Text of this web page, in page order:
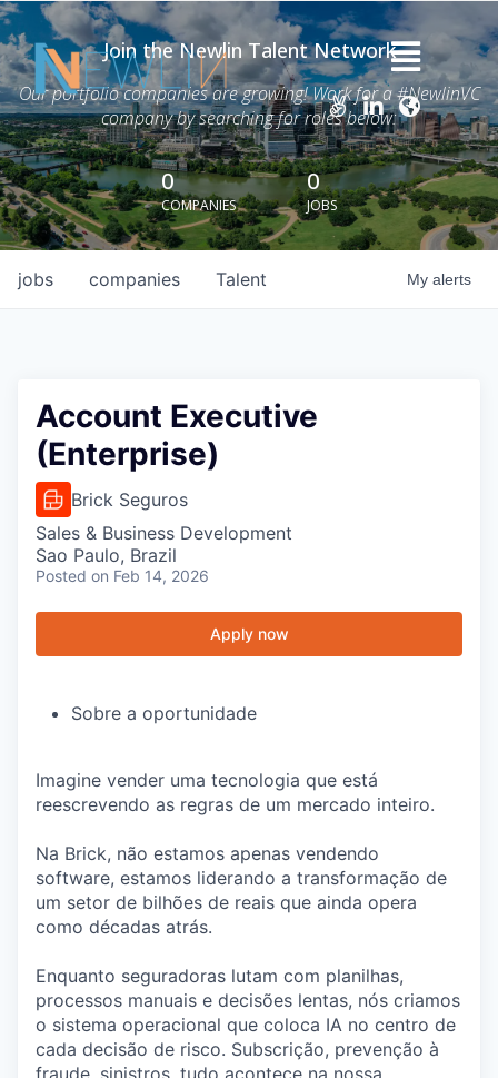
Home
Thesis
Careers
News
Join the Newlin Talent Network
Our portfolio companies are growing! Work for a #NewlinVC
company by searching for roles below:
0
COMPANIES
0
JOBS
jobs companies Talent My alerts
Account Executive
(Enterprise)
Brick Seguros
Sales & Business Development
Sao Paulo, Brazil
Posted on Feb 14, 2026
Apply now
Sobre a oportunidade
Imagine vender uma tecnologia que está
reescrevendo as regras de um mercado inteiro.
Na Brick, não estamos apenas vendendo
software, estamos liderando a transformação de
um setor de bilhões de reais que ainda opera
como décadas atrás.
Enquanto seguradoras lutam com planilhas,
processos manuais e decisões lentas, nós criamos
o sistema operacional que coloca IA no centro de
cada decisão de risco. Subscrição, prevenção à
fraude, sinistros, tudo acontece na nossa